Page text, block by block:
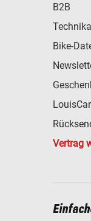
B2B
Bike-
Vertrag